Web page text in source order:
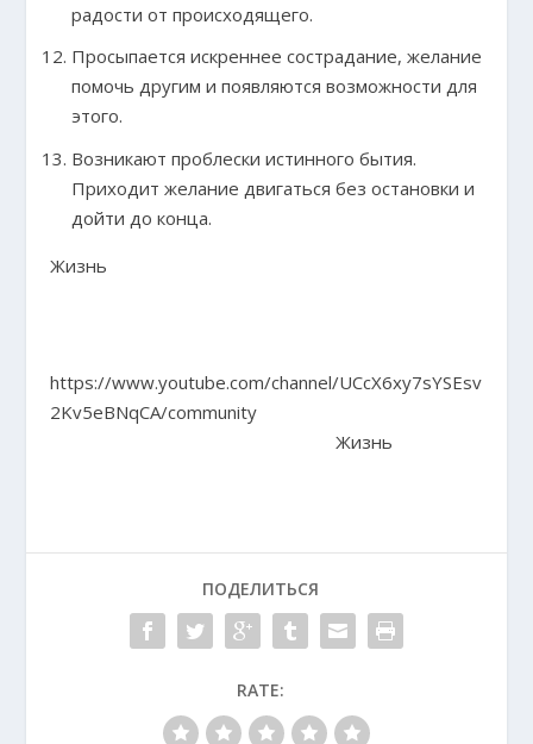
радости от происходящего.
Просыпается искреннее сострадание, желание
помочь другим и появляются возможности для
этого.
Возникают проблески истинного бытия.
Приходит желание двигаться без остановки и
дойти до конца.
Жизнь
https://www.youtube.com/channel/UCcX6xy7sYSEsv
2Kv5eBNqCA/community
Жизнь
ПОДЕЛИТЬСЯ
RATE: